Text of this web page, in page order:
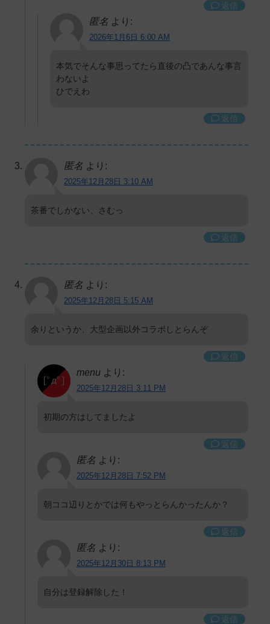
返信
匿名 より:
2026年1月6日 6:00 AM
本気でそんな事思ってたら直後の凸であんな事言
わないよ
ひでえわ
返信
匿名 より:
2025年12月28日 3:10 AM
茶番でしかない、さむっ
返信
匿名 より:
2025年12月28日 5:15 AM
余りというか、大型企画以外コラボしとらんぞ
返信
menu より:
2025年12月28日 3:11 PM
初期の方はしてましたよ
返信
匿名 より:
2025年12月28日 7:52 PM
朝ココ辺りとかでは何もやっとらんかったんか？
返信
匿名 より:
2025年12月30日 8:13 PM
自分は登録解除した！
返信